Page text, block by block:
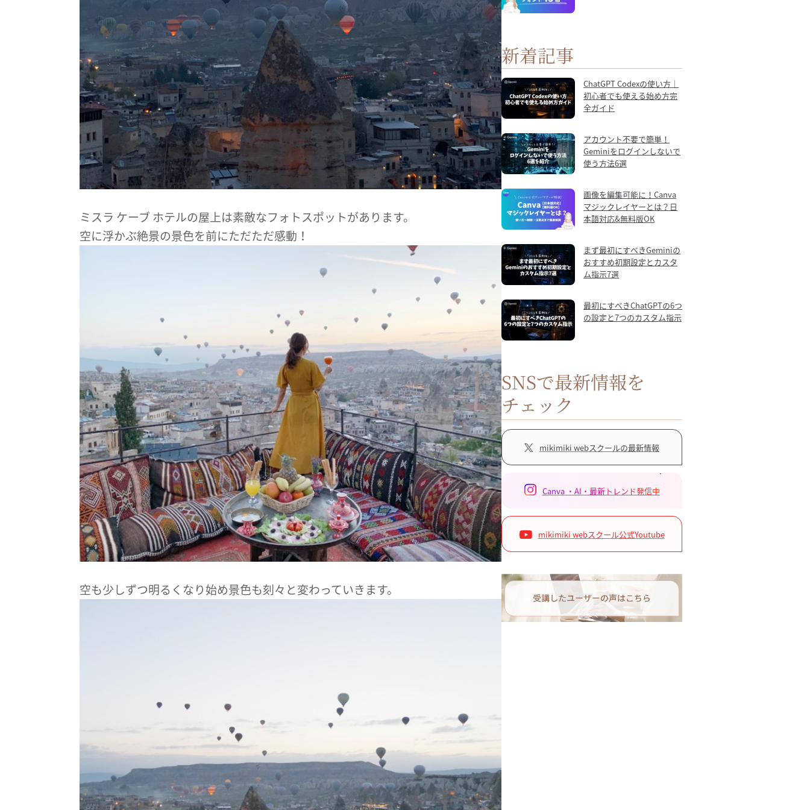
ミスラ ケーブ ホテルの屋上は素敵なフォトスポットがあります。
空に浮かぶ絶景の景色を前にただただ感動！
空も少しずつ明るくなり始め景色も刻々と変わっていきます。
新着記事
ChatGPT Codexの使い方｜
初心者でも使える始め方完
全ガイド
アカウント不要で簡単！
Geminiをログインしないで
使う方法6選
画像を編集可能に！Canva
マジックレイヤーとは？日
本語対応&無料版OK
まず最初にすべきGeminiの
おすすめ初期設定とカスタ
ム指示7選
最初にすべきChatGPTの6つ
の設定と7つのカスタム指示
SNSで最新情報を
チェック
mikimiki webスクールの最新情報
Canva ・AI・最新トレンド発信中
mikimiki webスクール公式Youtube